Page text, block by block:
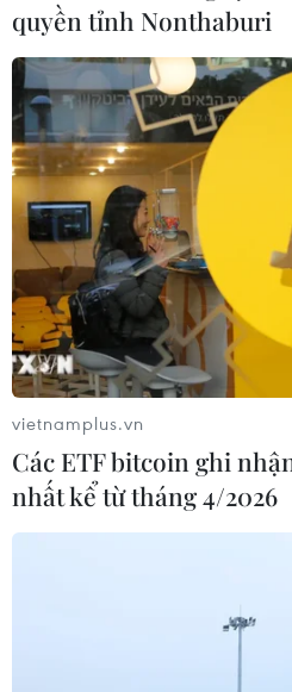
#Thủ tướng Chính phủ Phạm
#Thị trường bất động sản
#Nhà ở
TP. Hà Nội
quyền tỉnh Nonthaburi
vietnamplus.vn
Các ETF bitcoin ghi
nhất kể từ tháng 4/2026